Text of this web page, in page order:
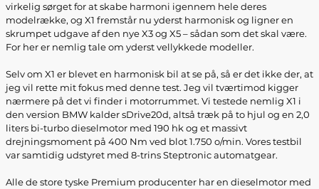
virkelig sørget for at skabe harmoni igennem hele deres
modelrække, og X1 fremstår nu yderst harmonisk og ligner en
skrumpet udgave af den nye X3 og X5 – sådan som det skal være.
For her er nemlig tale om yderst vellykkede modeller.
Selv om X1 er blevet en harmonisk bil at se på, så er det ikke der, at
jeg vil rette mit fokus med denne test. Jeg vil tværtimod kigger
nærmere på det vi finder i motorrummet. Vi testede nemlig X1 i
den version BMW kalder sDrive20d, altså træk på to hjul og en 2,0
liters bi-turbo dieselmotor med 190 hk og et massivt
drejningsmoment på 400 Nm ved blot 1.750 o/min. Vores testbil
var samtidig udstyret med 8-trins Steptronic automatgear.
Alle de store tyske Premium producenter har en dieselmotor med